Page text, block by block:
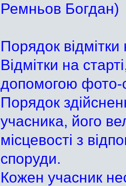
Ремньов Богдан)
Порядок
Відмітки на
допомогою фото-
Порядок
учасника, його
місцевості з
споруди.
Кожен учасник